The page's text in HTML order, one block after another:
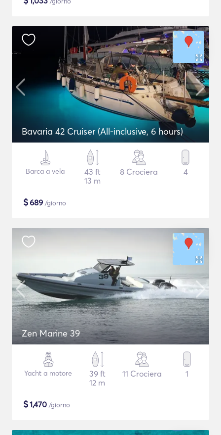
Bavaria 42 Cruiser (All-inclusive, 6 hours)
Barca a vela
43 ft
13 m
8 Crociera 4
$689 /giorno
Zen Marine 39
Yacht a motore
39 ft
12 m
11 Crociera 1
$1,470 /giorno